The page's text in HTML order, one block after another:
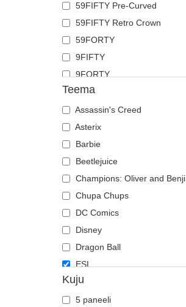
Kass
Kiil
Kits
Koer
Koiott
Kolju
Kotkas
Krabi
Krokodill
Kukk
Labradori retriiver
Lammas
Lehm
Liblikas
Lõvi
Madu
Mesilane
Ninasarvik
59FIFTY Pre-Curved
59FIFTY Retro Crown
59FORTY
9FIFTY
9FORTY
9FORTY APEX
9FORTY M-Crown
9SEVENTY
9TWENTY
A Frame
Casual Classic
E Frame
Open Back
Runner
The 90s
The Ball
The Retro
The Snap
Teema
Assassin's Creed
Asterix
Barbie
Beetlejuice
Champions: Oliver and Benji
Chupa Chups
DC Comics
Disney
Dragon Ball
ESL
Fast & Furious
Hai
Kuju
5 paneeli